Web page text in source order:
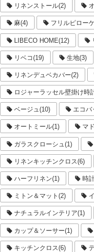
リネンストール(2)
麻(4) フリルピロー
LIBECO HOME(12)
リベコ(19) 生地(3)
リネンデュベカバー(2)
ロジャーラッセル壁掛け時
ベージュ(10) エコバ
オートミール(1) マ
ガラスクローシュ(1)
リネンキッチンクロス(6)
ハーフリネン(1) 時
ミトン＆マット(2)
ナチュラルインテリア(1)
カップ＆ソーサー(1)
キッチンクロス(6)